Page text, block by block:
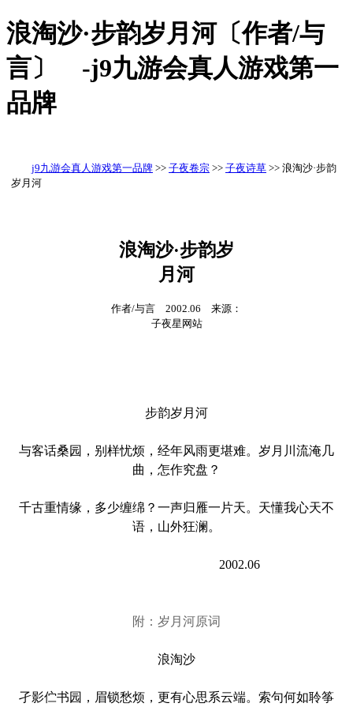
浪淘沙·步韵岁月河〔作者/与
言〕 -j9九游会真人游戏第一
品牌
j9九游会真人游戏第一品牌 >> 子夜卷宗 >> 子夜诗草 >> 浪淘沙·步韵
岁月河
浪淘沙·步韵岁
月河
作者/与言 2002.06 来源：
子夜星网站
步韵岁月河
与客话桑园，别样忧烦，经年风雨更堪难。岁月川流淹几
曲，怎作究盘？
千古重情缘，多少缠绵？一声归雁一片天。天懂我心天不
语，山外狂澜。
2002.06
附：岁月河原词
浪淘沙
孑影伫书园，眉锁愁烦，更有心思系云端。索句何如聆筝